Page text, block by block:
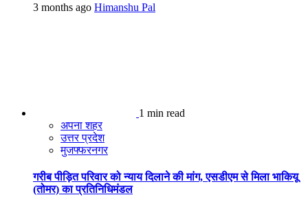
3 months ago Himanshu Pal
1 min read
अपना शहर
उत्तर प्रदेश
मुजफ्फरनगर
गरीब पीड़ित परिवार को न्याय दिलाने की मांग, एसडीएम से मिला भाकियू
(तोमर) का प्रतिनिधिमंडल